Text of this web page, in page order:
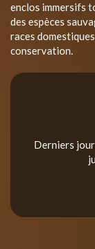
enclos immersifs
des espèces
races
conservation.
Derniers